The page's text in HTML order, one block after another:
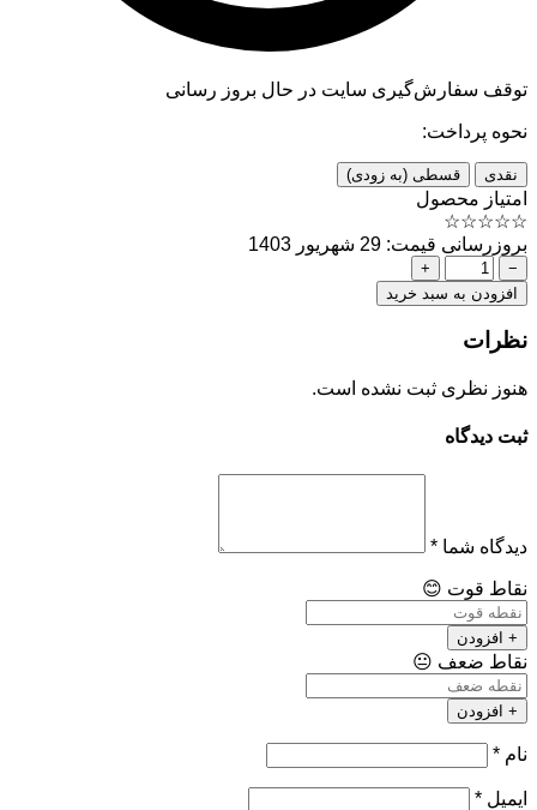
توقف سفارش‌گیری سایت در حال بروز رسانی
نحوه پرداخت:
نقدی قسطی (به زودی)
امتیاز محصول
☆
☆
☆
☆
☆
بروزرسانی قیمت: 29 شهریور 1403
−
+
افزودن به سبد خرید
نظرات
هنوز نظری ثبت نشده است.
ثبت دیدگاه
دیدگاه شما *
نقاط قوت 😊
+ افزودن
نقاط ضعف 😐
+ افزودن
نام *
ایمیل *